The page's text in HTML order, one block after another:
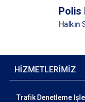
Polis
Halkın
HİZMETLERİMİZ
Trafik Denetleme